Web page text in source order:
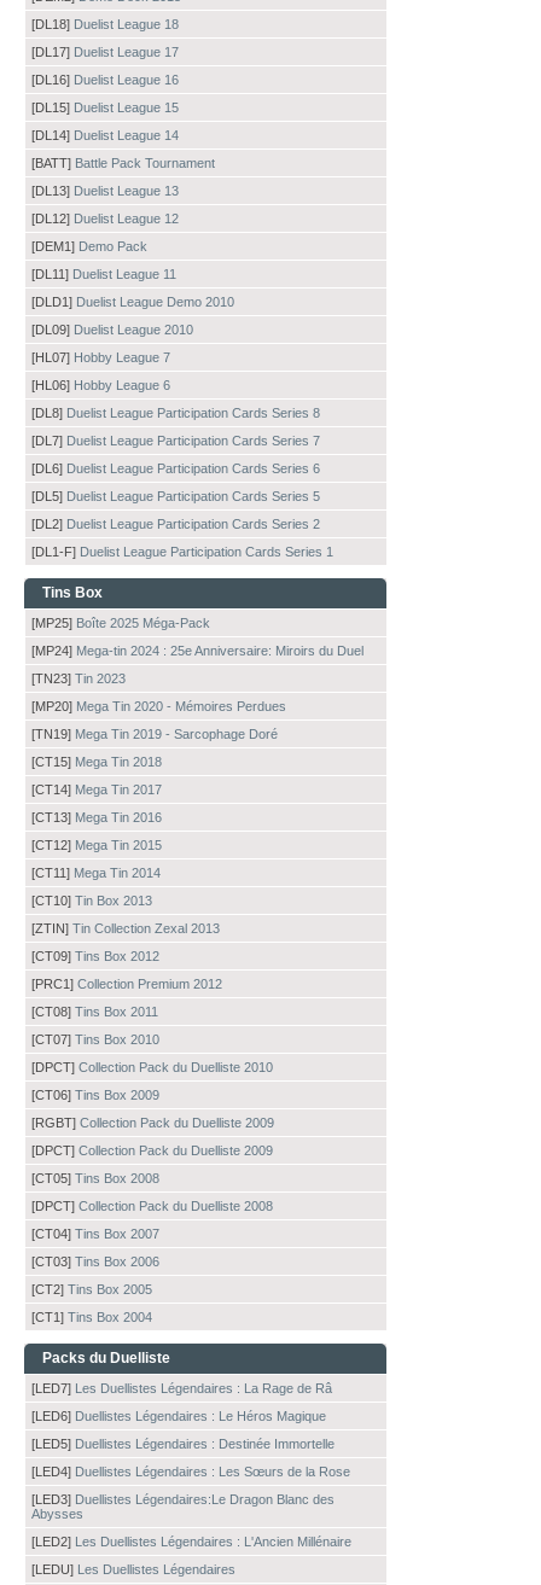
[DL18] Duelist League 18
[DL17] Duelist League 17
[DL16] Duelist League 16
[DL15] Duelist League 15
[DL14] Duelist League 14
[BATT] Battle Pack Tournament
[DL13] Duelist League 13
[DL12] Duelist League 12
[DEM1] Demo Pack
[DL11] Duelist League 11
[DLD1] Duelist League Demo 2010
[DL09] Duelist League 2010
[HL07] Hobby League 7
[HL06] Hobby League 6
[DL8] Duelist League Participation Cards Series 8
[DL7] Duelist League Participation Cards Series 7
[DL6] Duelist League Participation Cards Series 6
[DL5] Duelist League Participation Cards Series 5
[DL2] Duelist League Participation Cards Series 2
[DL1-F] Duelist League Participation Cards Series 1
Tins Box
[MP25] Boîte 2025 Méga-Pack
[MP24] Mega-tin 2024 : 25e Anniversaire: Miroirs du Duel
[TN23] Tin 2023
[MP20] Mega Tin 2020 - Mémoires Perdues
[TN19] Mega Tin 2019 - Sarcophage Doré
[CT15] Mega Tin 2018
[CT14] Mega Tin 2017
[CT13] Mega Tin 2016
[CT12] Mega Tin 2015
[CT11] Mega Tin 2014
[CT10] Tin Box 2013
[ZTIN] Tin Collection Zexal 2013
[CT09] Tins Box 2012
[PRC1] Collection Premium 2012
[CT08] Tins Box 2011
[CT07] Tins Box 2010
[DPCT] Collection Pack du Duelliste 2010
[CT06] Tins Box 2009
[RGBT] Collection Pack du Duelliste 2009
[DPCT] Collection Pack du Duelliste 2009
[CT05] Tins Box 2008
[DPCT] Collection Pack du Duelliste 2008
[CT04] Tins Box 2007
[CT03] Tins Box 2006
[CT2] Tins Box 2005
[CT1] Tins Box 2004
Packs du Duelliste
[LED7] Les Duellistes Légendaires : La Rage de Râ
[LED6] Duellistes Légendaires : Le Héros Magique
[LED5] Duellistes Légendaires : Destinée Immortelle
[LED4] Duellistes Légendaires : Les Sœurs de la Rose
[LED3] Duellistes Légendaires:Le Dragon Blanc des
Abysses
[LED2] Les Duellistes Légendaires : L'Ancien Millénaire
[LEDU] Les Duellistes Légendaires